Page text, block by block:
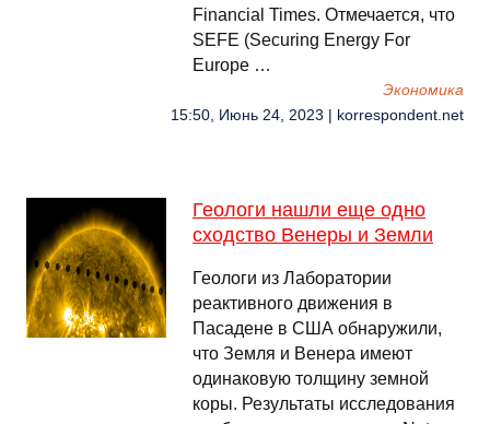
Financial Times. Отмечается, что
SEFE (Securing Energy For
Europe …
Экономика
15:50, Июнь 24, 2023 | korrespondent.net
Геологи нашли еще одно
сходство Венеры и Земли
Геологи из Лаборатории
реактивного движения в
Пасадене в США обнаружили,
что Земля и Венера имеют
одинаковую толщину земной
коры. Результаты исследования